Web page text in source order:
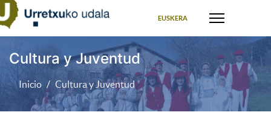
EUSKERA
Cultura y Juventud
Inicio Cultura y Juventud